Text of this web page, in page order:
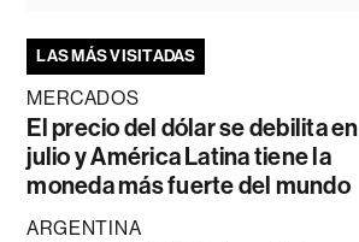
LAS MÁS VISITADAS
MERCADOS
El precio del dólar se debilita en
julio y América Latina tiene la
moneda más fuerte del mundo
ARGENTINA